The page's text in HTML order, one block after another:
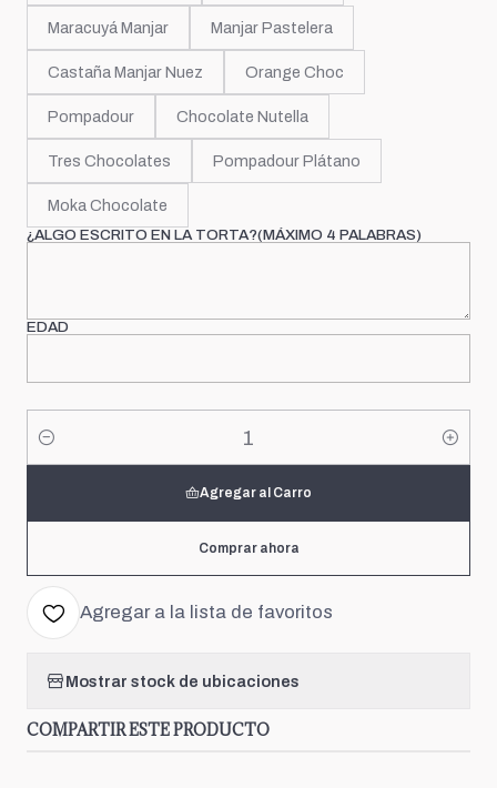
Maracuyá Manjar Manjar Pastelera
Castaña Manjar Nuez Orange Choc
Pompadour Chocolate Nutella
Tres Chocolates Pompadour Plátano
Moka Chocolate
¿ALGO ESCRITO EN LA TORTA?(MÁXIMO 4 PALABRAS)
EDAD
Cantidad
Agregar al Carro
Comprar ahora
Agregar a la lista de favoritos
Mostrar stock de ubicaciones
COMPARTIR ESTE PRODUCTO